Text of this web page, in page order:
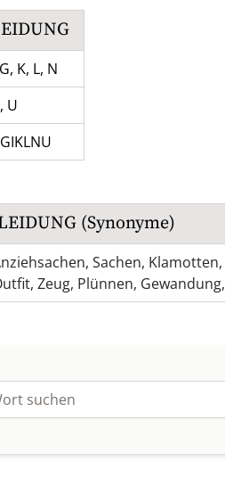
K, L, N
U
(Synonyme)
, Sachen, Klamotten,
, Zeug, Plünnen, Gewandung,